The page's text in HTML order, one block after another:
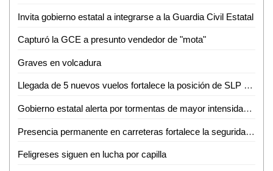
Invita gobierno estatal a integrarse a la Guardia Civil Estatal
Capturó la GCE a presunto vendedor de "mota"
Graves en volcadura
Llegada de 5 nuevos vuelos fortalece la posición de SLP como destino turístico y de negocios
Gobierno estatal alerta por tormentas de mayor intensidad durante la noche
Presencia permanente en carreteras fortalece la seguridad de las familias potosinas
Feligreses siguen en lucha por capilla